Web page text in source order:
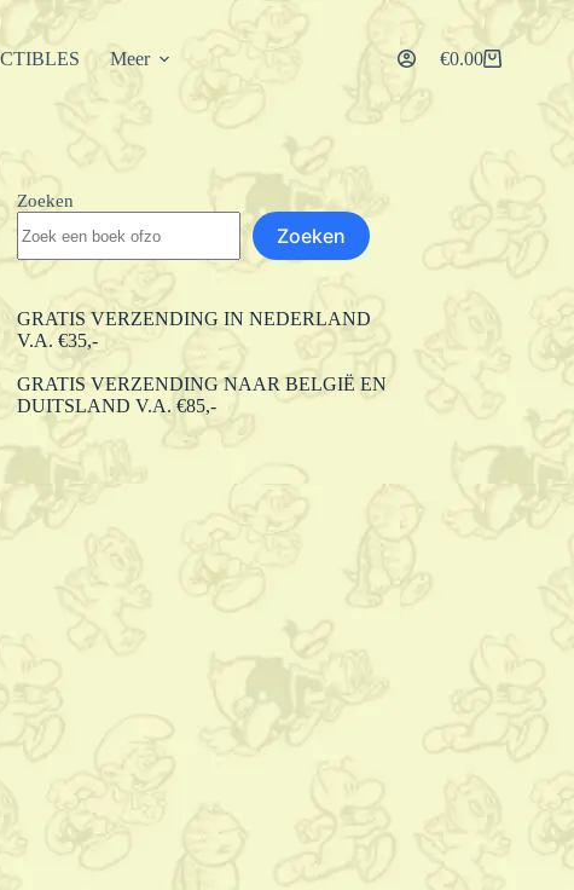
Meer Winkelwagen
€0.00
Zoeken
Zoeken
GRATIS VERZENDING IN NEDERLAND
V.A. €35,-
GRATIS VERZENDING NAAR BELGIË EN
DUITSLAND V.A. €85,-